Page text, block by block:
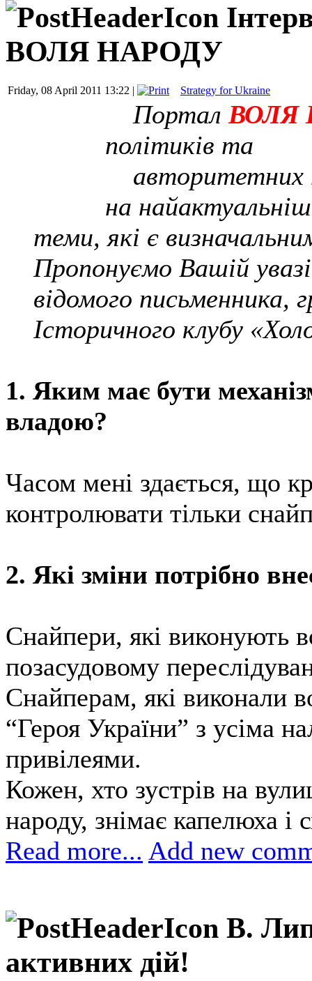
ВОЛЯ НАРОДУ
Friday, 08 April 2011 13:22 | Strategy for Ukraine
Портал ВОЛЯ
політиків та
авторитетних
на
теми, які є
Пропонуємо Вашій
відомого письменника,
Історичного клубу
1. Яким має бути
владою?
Часом мені здається, що
контролювати тільки
2. Які зміни потрібно
Снайпери, які виконують
позасудовому
Снайперам, які виконали
“Героя України” з усіма
привілеями.
Кожен, хто зустрів на
народу, знімає капелюха і
Read more... Add new
В.
активних дій!